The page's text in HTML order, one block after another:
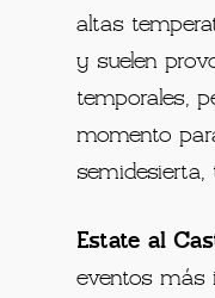
altas
y suelen
temporales,
momento
semidesierta,
Estate al
eventos más